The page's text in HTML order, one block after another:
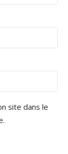
site dans le